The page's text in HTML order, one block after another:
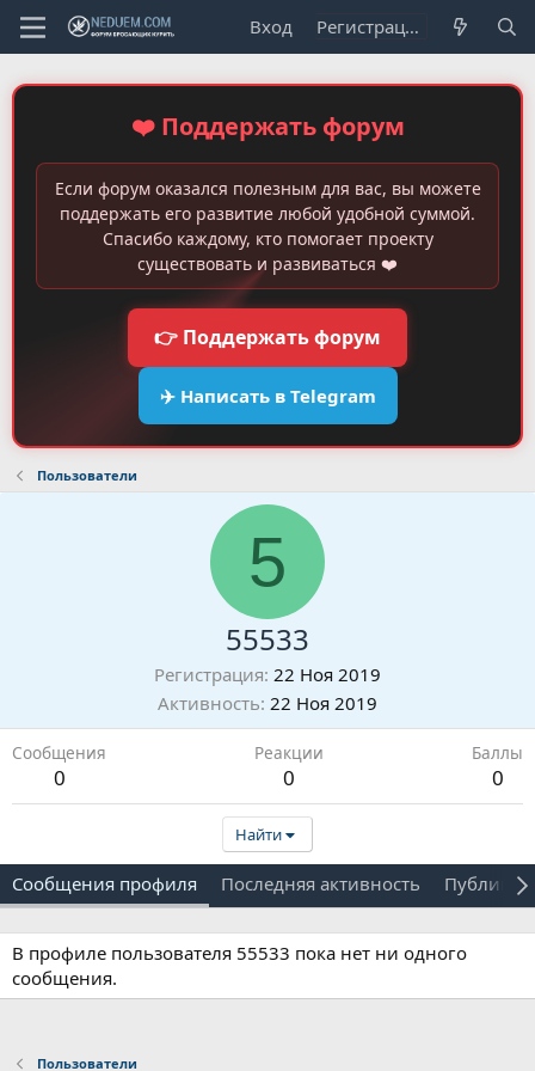
Вход Регистрация
❤️ Поддержать форум
Если форум оказался полезным для вас, вы можете
поддержать его развитие любой удобной суммой.
Спасибо каждому, кто помогает проекту
существовать и развиваться ❤️
👉 Поддержать форум
✈️ Написать в Telegram
Пользователи
5
55533
Регистрация 22 Ноя 2019
Активность 22 Ноя 2019
Сообщения
0
Реакции
0
Баллы
0
Найти
Сообщения профиля Последняя активность
В профиле пользователя 55533 пока нет ни одного
сообщения.
Пользователи